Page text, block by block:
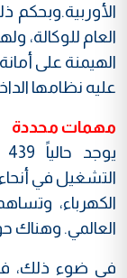
الأوربية.وبحكم
العام للوكالة،
الهيمنة على
عليه نظامها
مهمات محددة
التشغيل في
العالمي. وهناك حوالي 50 مفاعلًا نوويًا
في ضوء ذلك،